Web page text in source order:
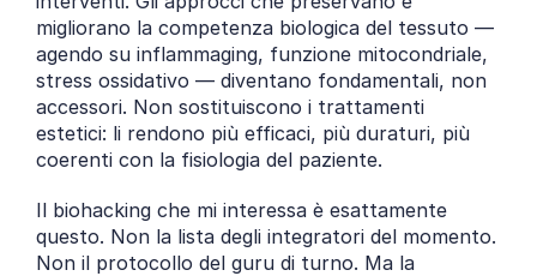
migliorano la competenza biologica del tessuto —
agendo su inflammaging, funzione mitocondriale,
stress ossidativo — diventano fondamentali, non
accessori. Non sostituiscono i trattamenti
estetici: li rendono più efficaci, più duraturi, più
coerenti con la fisiologia del paziente.
Il biohacking che mi interessa è esattamente
questo. Non la lista degli integratori del momento.
Non il protocollo del guru di turno. Ma la